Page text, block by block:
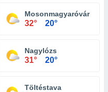
Mosonmagyaróvár
32° 20°
Nagylózs
31° 20°
Töltéstava